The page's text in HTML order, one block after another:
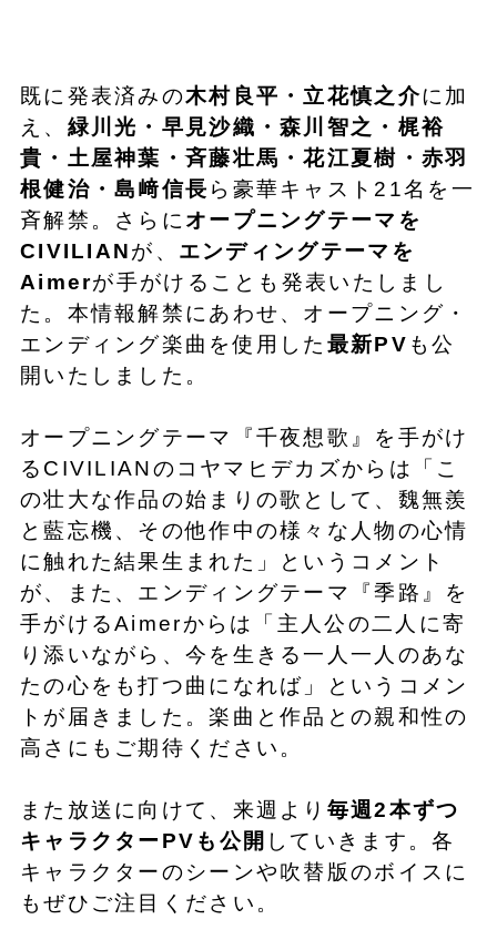
既に発表済みの木村良平・立花慎之介に加
え、 緑川光・早見沙織・森川智之・梶裕
貴・土屋神葉・斉藤壮馬・花江夏樹・赤羽
根健治・島﨑信長 ら豪華キャスト21名を一
斉解禁。さらに オープニングテーマを
CIVILIANが、 エンディングテーマを
Aimerが手がけることも発表いたしまし
た。本情報解禁にあわせ、オープニング・
エンディング楽曲を使用した 最新PV も公
開いたしました。
オープニングテーマ『千夜想歌』を手がけ
るCIVILIANのコヤマヒデカズからは「こ
の壮大な作品の始まりの歌として、魏無羨
と藍忘機、その他作中の様々な人物の心情
に触れた結果生まれた」というコメント
が、また、エンディングテーマ『季路』を
手がけるAimerからは「主人公の二人に寄
り添いながら、今を生きる一人一人のあな
たの心をも打つ曲になれば」というコメン
トが届きました。楽曲と作品との親和性の
高さにもご期待ください。
また放送に向けて、来週より 毎週2本ずつ
キャラクターPVも公開 していきます。各
キャラクターのシーンや吹替版のボイスに
もぜひご注目ください。